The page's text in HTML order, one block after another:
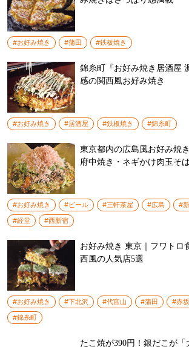
#お好み焼き #蒲田 #鉄板焼き
錦糸町『お好み焼き居酒屋
感の関西風お好み焼き
#お好み焼き #居酒屋 #鉄板焼き #錦糸町
東京都内の広島風お好み焼
府中焼き・ネギかけ肉玉そ
#お好み焼き #ビール #三軒茶屋 #広島 #
#経堂
#西新宿
お好み焼き 東京｜フワトロ
西風の人気店5選
#お好み焼き #下北沢 #代官山 #蒲田 #赤坂
#錦糸町
たこ焼が390円！銀だこが